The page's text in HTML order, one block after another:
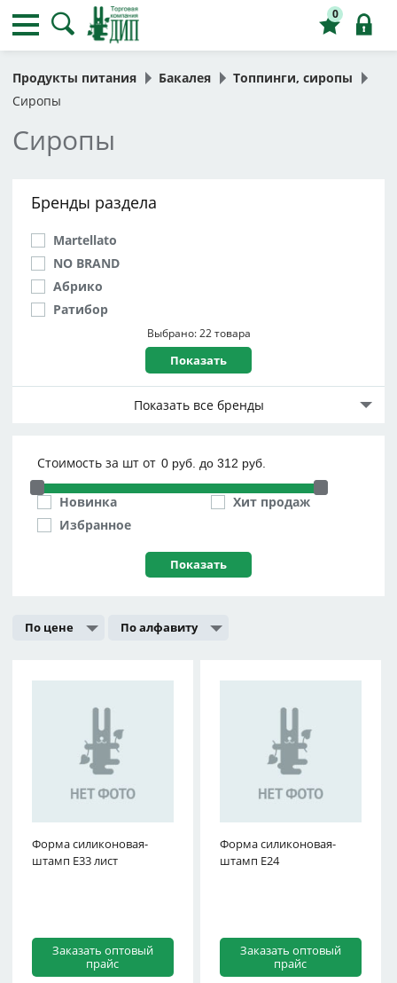
0
Продукты питания Бакалея
Топпинги, сиропы
Сиропы
Сиропы
Бренды раздела
Martellato
NO BRAND
Абрико
Ратибор
Выбрано: 22 товара
Показать все бренды
Стоимость за шт от
Новинка
Избранное
Хит продаж
По цене По алфавиту
Форма силиконовая-
штамп E33 лист
Заказать оптовый
прайс
Форма силиконовая-
штамп E24
Заказать оптовый
прайс